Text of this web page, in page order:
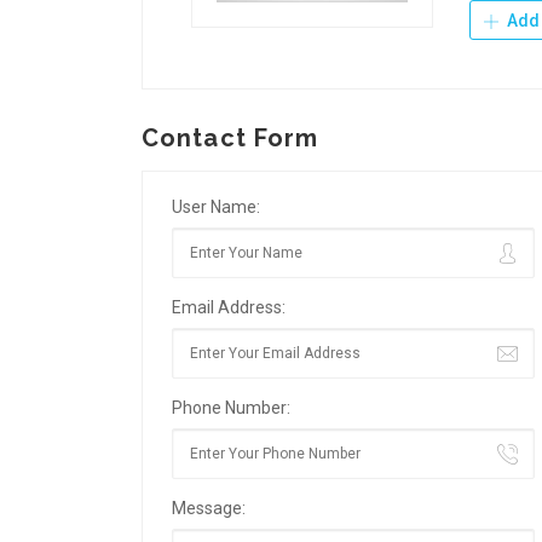
Add
Contact Form
User Name:
Email Address:
Phone Number:
Message: